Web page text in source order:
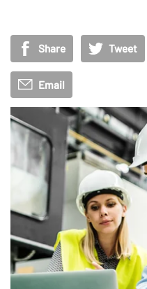
Share Tweet
Email